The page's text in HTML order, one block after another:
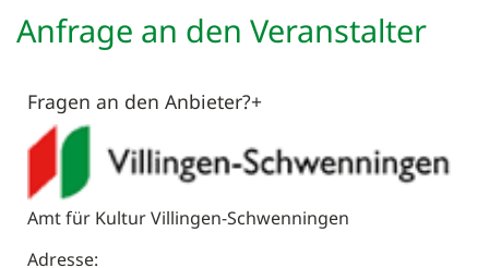
Abonnements
Gutscheine
Merkzettel
0
VS Räume
Anfrage an den Veranstalter
Fragen an den Anbieter?+
Amt für Kultur Villingen-Schwenningen
Adresse: